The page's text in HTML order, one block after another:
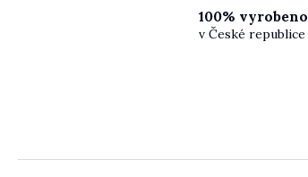
100% vyrobeno
v České republice